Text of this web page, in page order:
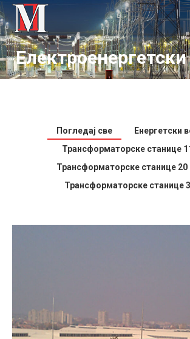
Електроенергетски
Погледај све
Енергетски
Трансформаторске станице
Трансформаторске станице 20
Трансформаторске станице